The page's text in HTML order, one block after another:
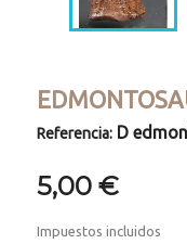
Referencia: D
5,00 €
Impuestos incluidos